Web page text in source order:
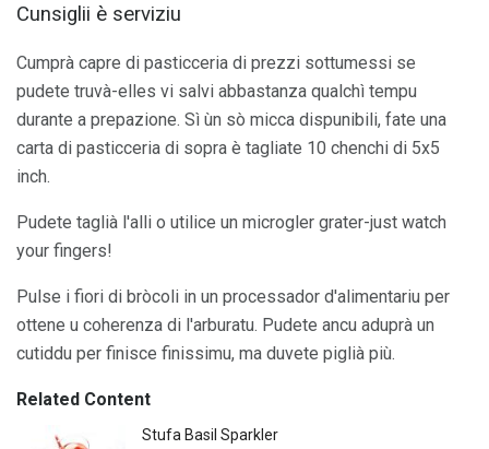
Cunsiglii è serviziu
Cumprà capre di pasticceria di prezzi sottumessi se
pudete truvà-elles vi salvi abbastanza qualchì tempu
durante a prepazione. Sì ùn sò micca dispunibili, fate una
carta di pasticceria di sopra è tagliate 10 chenchi di 5x5
inch.
Pudete taglià l'alli o utilice un microgler grater-just watch
your fingers!
Pulse i fiori di bròcoli in un processador d'alimentariu per
ottene u coherenza di l'arburatu. Pudete ancu aduprà un
cutiddu per finisce finissimu, ma duvete piglià più.
Related Content
Stufa Basil Sparkler